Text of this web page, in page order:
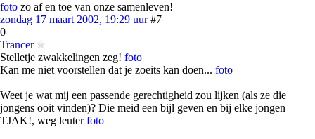
foto zo af en toe van onze samenleven!
zondag 17 maart 2002, 19:29 uur #7
0
Trancer
Stelletje zwakkelingen zeg! foto
Kan me niet voorstellen dat je zoeits kan doen... foto
Weet je wat mij een passende gerechtigheid zou lijken (als ze die
jongens ooit vinden)? Die meid een bijl geven en bij elke jongen
TJAK!, weg leuterfoto